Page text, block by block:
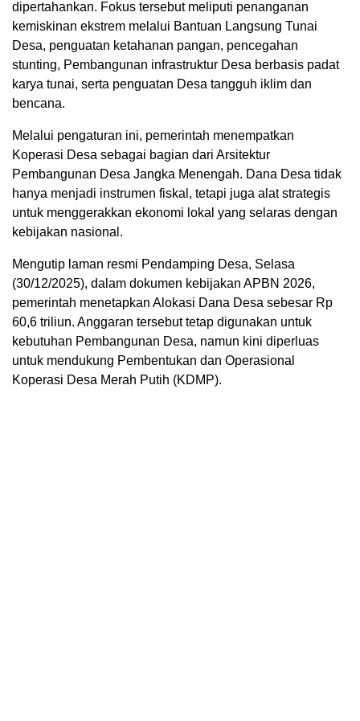
dipertahankan. Fokus tersebut meliputi penanganan
kemiskinan ekstrem melalui Bantuan Langsung Tunai
Desa, penguatan ketahanan pangan, pencegahan
stunting, Pembangunan infrastruktur Desa berbasis padat
karya tunai, serta penguatan Desa tangguh iklim dan
bencana.
Melalui pengaturan ini, pemerintah menempatkan
Koperasi Desa sebagai bagian dari Arsitektur
Pembangunan Desa Jangka Menengah. Dana Desa tidak
hanya menjadi instrumen fiskal, tetapi juga alat strategis
untuk menggerakkan ekonomi lokal yang selaras dengan
kebijakan nasional.
Mengutip laman resmi Pendamping Desa, Selasa
(30/12/2025), dalam dokumen kebijakan APBN 2026,
pemerintah menetapkan Alokasi Dana Desa sebesar Rp
60,6 triliun. Anggaran tersebut tetap digunakan untuk
kebutuhan Pembangunan Desa, namun kini diperluas
untuk mendukung Pembentukan dan Operasional
Koperasi Desa Merah Putih (KDMP).